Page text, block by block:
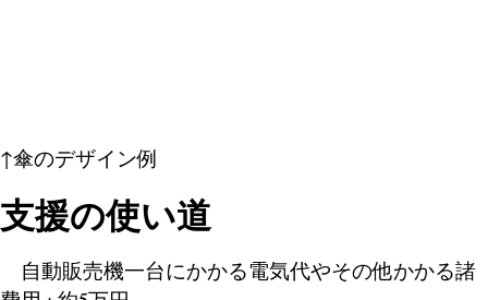
↑傘のデザイン例
支援の使い道
自動販売機一台にかかる電気代やその他かかる諸